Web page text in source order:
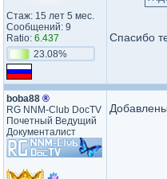
Стаж: 15 лет 5 мес.
Сообщений: 9
Ratio: 6.437
23.08%
Спасибо
boba88 ®
RG NNM-Club DocTV
Почетный Ведущий
Документалист